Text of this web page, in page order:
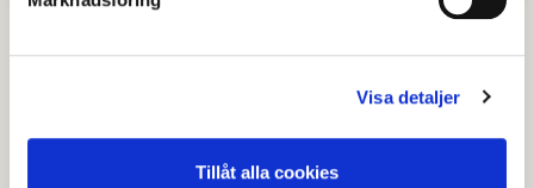
Visa detaljer
Tillåt alla cookies